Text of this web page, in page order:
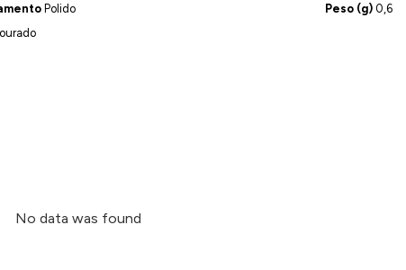
Polido
Peso (g)0,6
No data was found